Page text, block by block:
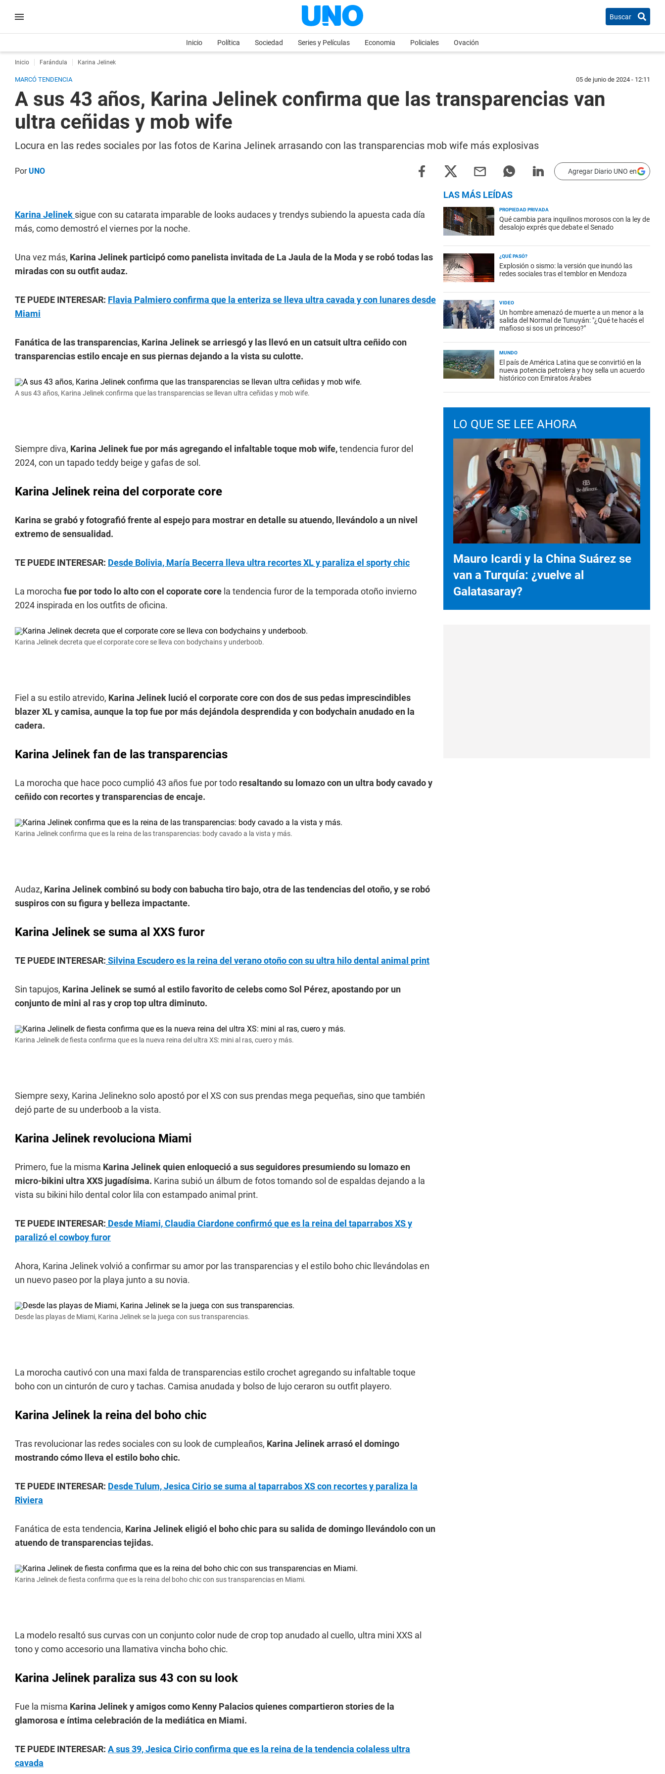
Buscar
Inicio Política Sociedad Series y Películas Economia Policiales Ovación
Inicio Farándula Karina Jelinek
MARCÓ TENDENCIA 05 de junio de 2024 - 12:11
A sus 43 años, Karina Jelinek confirma que las transparencias van
ultra ceñidas y mob wife
Locura en las redes sociales por las fotos de Karina Jelinek arrasando con las transparencias mob wife más explosivas
PorUNO Agregar Diario UNO en
Karina Jelinek sigue con su catarata imparable de looks audaces y trendys subiendo la apuesta cada día
más, como demostró el viernes por la noche.
Una vez más, Karina Jelinek participó como panelista invitada de La Jaula de la Moda y se robó todas las
miradas con su outfit audaz.
TE PUEDE INTERESAR: Flavia Palmiero confirma que la enteriza se lleva ultra cavada y con lunares desde
Miami
Fanática de las transparencias, Karina Jelinek se arriesgó y las llevó en un catsuit ultra ceñido con
transparencias estilo encaje en sus piernas dejando a la vista su culotte.
A sus 43 años, Karina Jelinek confirma que las transparencias se llevan ultra ceñidas y mob wife.
Siempre diva, Karina Jelinek fue por más agregando el infaltable toque mob wife,tendencia furor del
2024, con un tapado teddy beige y gafas de sol.
Karina Jelinek reina del corporate core
Karina se grabó y fotografió frente al espejo para mostrar en detalle su atuendo, llevándolo a un nivel
extremo de sensualidad.
TE PUEDE INTERESAR: Desde Bolivia, María Becerra lleva ultra recortes XL y paraliza el sporty chic
La morocha fue por todo lo alto con el coporate core la tendencia furor de la temporada otoño invierno
2024 inspirada en los outfits de oficina.
Karina Jelinek decreta que el corporate core se lleva con bodychains y underboob.
Fiel a su estilo atrevido, Karina Jelinek lució el corporate core con dos de sus pedas imprescindibles
blazer XL y camisa, aunque la top fue por más dejándola desprendida y con bodychain anudado en la
cadera.
Karina Jelinek fan de las transparencias
La morocha que hace poco cumplió 43 años fue por todo resaltando su lomazo con un ultra body cavado y
ceñido con recortes y transparencias de encaje.
Karina Jelinek confirma que es la reina de las transparencias: body cavado a la vista y más.
Audaz, Karina Jelinek combinó su body con babucha tiro bajo, otra de las tendencias del otoño, y se robó
suspiros con su figura y belleza impactante.
Karina Jelinek se suma al XXS furor
TE PUEDE INTERESAR: Silvina Escudero es la reina del verano otoño con su ultra hilo dental animal print
Sin tapujos, Karina Jelinek se sumó al estilo favorito de celebs como Sol Pérez, apostando por un
conjunto de mini al ras y crop top ultra diminuto.
Karina Jelinelk de fiesta confirma que es la nueva reina del ultra XS: mini al ras, cuero y más.
Siempre sexy, Karina Jelinekno solo apostó por el XS con sus prendas mega pequeñas, sino que también
dejó parte de su underboob a la vista.
Karina Jelinek revoluciona Miami
Primero, fue la misma Karina Jelinek quien enloqueció a sus seguidores presumiendo su lomazo en
micro-bikini ultra XXS jugadísima. Karina subió un álbum de fotos tomando sol de espaldas dejando a la
vista su bikini hilo dental color lila con estampado animal print.
TE PUEDE INTERESAR: Desde Miami, Claudia Ciardone confirmó que es la reina del taparrabos XS y
paralizó el cowboy furor
Ahora, Karina Jelinek volvió a confirmar su amor por las transparencias y el estilo boho chic llevándolas en
un nuevo paseo por la playa junto a su novia.
Desde las playas de Miami, Karina Jelinek se la juega con sus transparencias.
La morocha cautivó con una maxi falda de transparencias estilo crochet agregando su infaltable toque
boho con un cinturón de curo y tachas. Camisa anudada y bolso de lujo ceraron su outfit playero.
Karina Jelinek la reina del boho chic
Tras revolucionar las redes sociales con su look de cumpleaños, Karina Jelinek arrasó el domingo
mostrando cómo lleva el estilo boho chic.
TE PUEDE INTERESAR: Desde Tulum, Jesica Cirio se suma al taparrabos XS con recortes y paraliza la
Riviera
Fanática de esta tendencia, Karina Jelinek eligió el boho chic para su salida de domingo llevándolo con un
atuendo de transparencias tejidas.
Karina Jelinek de fiesta confirma que es la reina del boho chic con sus transparencias en Miami.
La modelo resaltó sus curvas con un conjunto color nude de crop top anudado al cuello, ultra mini XXS al
tono y como accesorio una llamativa vincha boho chic.
Karina Jelinek paraliza sus 43 con su look
Fue la misma Karina Jelinek y amigos como Kenny Palacios quienes compartieron stories de la
glamorosa e íntima celebración de la mediática en Miami.
TE PUEDE INTERESAR: A sus 39, Jesica Cirio confirma que es la reina de la tendencia colaless ultra
cavada
LAS MÁS LEÍDAS
PROPIEDAD PRIVADA
Qué cambia para inquilinos morosos con la ley de
desalojo exprés que debate el Senado
¿QUÉ PASÓ?
Explosión o sismo: la versión que inundó las
redes sociales tras el temblor en Mendoza
VIDEO
Un hombre amenazó de muerte a un menor a la
salida del Normal de Tunuyán: "¿Qué te hacés el
mafioso si sos un princeso?"
MUNDO
El país de América Latina que se convirtió en la
nueva potencia petrolera y hoy sella un acuerdo
histórico con Emiratos Árabes
LO QUE SE LEE AHORA
Mauro Icardi y la China Suárez se
van a Turquía: ¿vuelve al
Galatasaray?